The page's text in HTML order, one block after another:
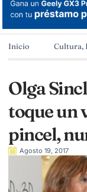
Inicio Cultura,
Olga
toque un
pincel,
Agosto 19, 2017